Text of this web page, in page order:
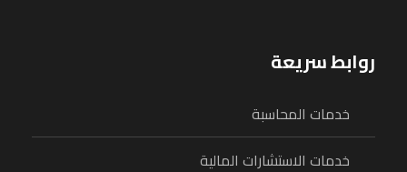
روابط سريعة
خدمات المحاسبة
خدمات الاستشارات المالية